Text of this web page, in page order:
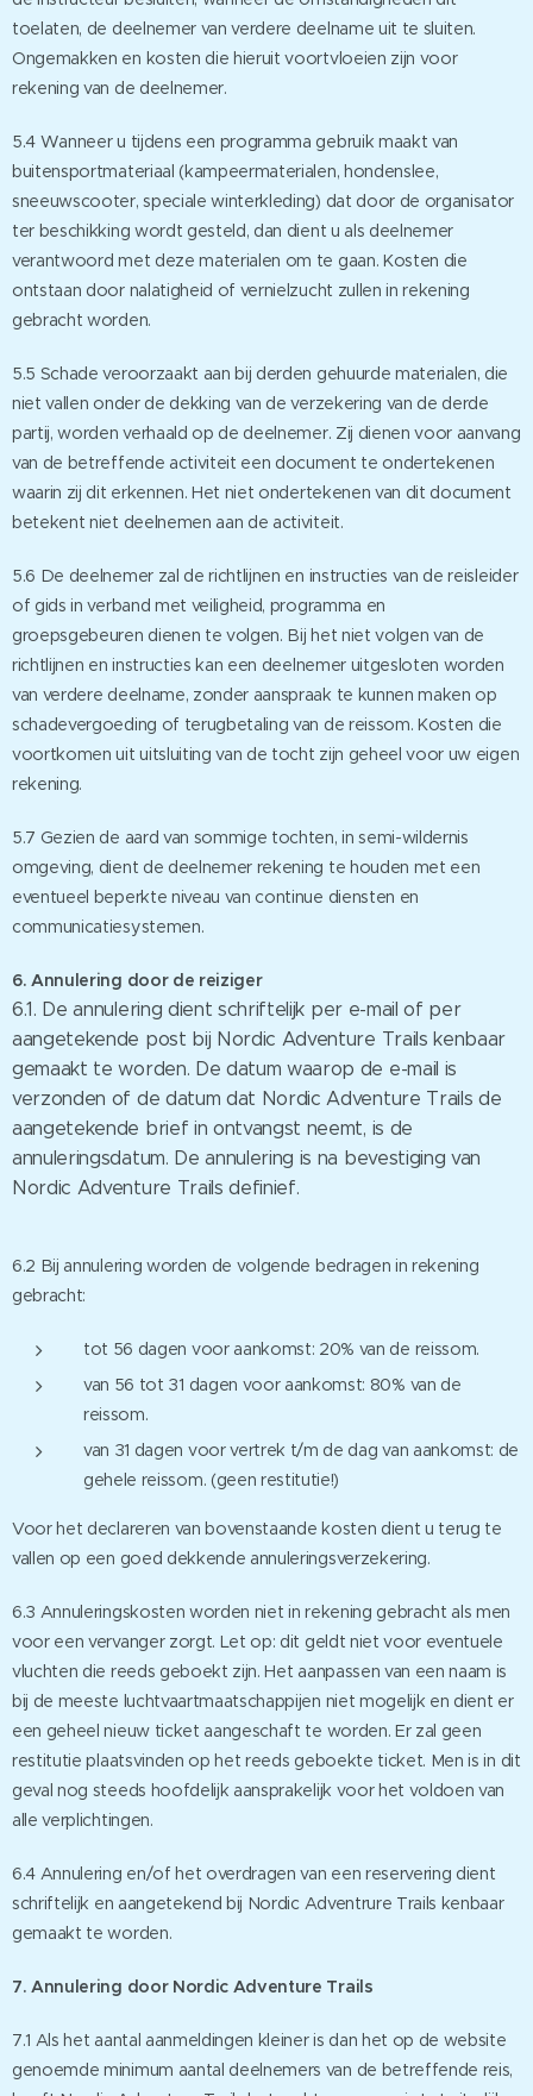
toelaten, de deelnemer van verdere deelname uit te sluiten.
Ongemakken en kosten die hieruit voortvloeien zijn voor
rekening van de deelnemer.
5.4 Wanneer u tijdens een programma gebruik maakt van
buitensportmateriaal (kampeermaterialen, hondenslee,
sneeuwscooter, speciale winterkleding) dat door de organisator
ter beschikking wordt gesteld, dan dient u als deelnemer
verantwoord met deze materialen om te gaan. Kosten die
ontstaan door nalatigheid of vernielzucht zullen in rekening
gebracht worden.
5.5 Schade veroorzaakt aan bij derden gehuurde materialen, die
niet vallen onder de dekking van de verzekering van de derde
partij, worden verhaald op de deelnemer. Zij dienen voor aanvang
van de betreffende activiteit een document te ondertekenen
waarin zij dit erkennen. Het niet ondertekenen van dit document
betekent niet deelnemen aan de activiteit.
5.6 De deelnemer zal de richtlijnen en instructies van de reisleider
of gids in verband met veiligheid, programma en
groepsgebeuren dienen te volgen. Bij het niet volgen van de
richtlijnen en instructies kan een deelnemer uitgesloten worden
van verdere deelname, zonder aanspraak te kunnen maken op
schadevergoeding of terugbetaling van de reissom. Kosten die
voortkomen uit uitsluiting van de tocht zijn geheel voor uw eigen
rekening.
5.7 Gezien de aard van sommige tochten, in semi-wildernis
omgeving, dient de deelnemer rekening te houden met een
eventueel beperkte niveau van continue diensten en
communicatiesystemen.
6. Annulering door de reiziger
6.1. De annulering dient schriftelijk per e-mail of per
aangetekende post bij Nordic Adventure Trails kenbaar
gemaakt te worden. De datum waarop de e-mail is
verzonden of de datum dat Nordic Adventure Trails de
aangetekende brief in ontvangst neemt, is de
annuleringsdatum. De annulering is na bevestiging van
Nordic Adventure Trails definief.
6.2 Bij annulering worden de volgende bedragen in rekening
gebracht:
tot 56 dagen voor aankomst: 20% van de reissom.
van 56 tot 31 dagen voor aankomst: 80% van de
reissom.
van 31 dagen voor vertrek t/m de dag van aankomst: de
gehele reissom. (geen restitutie!)
Voor het declareren van bovenstaande kosten dient u terug te
vallen op een goed dekkende annuleringsverzekering.
6.3 Annuleringskosten worden niet in rekening gebracht als men
voor een vervanger zorgt. Let op: dit geldt niet voor eventuele
vluchten die reeds geboekt zijn. Het aanpassen van een naam is
bij de meeste luchtvaartmaatschappijen niet mogelijk en dient er
een geheel nieuw ticket aangeschaft te worden. Er zal geen
restitutie plaatsvinden op het reeds geboekte ticket. Men is in dit
geval nog steeds hoofdelijk aansprakelijk voor het voldoen van
alle verplichtingen.
6.4 Annulering en/of het overdragen van een reservering dient
schriftelijk en aangetekend bij Nordic Adventrure Trails kenbaar
gemaakt te worden.
7. Annulering door Nordic Adventure Trails
7.1 Als het aantal aanmeldingen kleiner is dan het op de website
genoemde minimum aantal deelnemers van de betreffende reis,